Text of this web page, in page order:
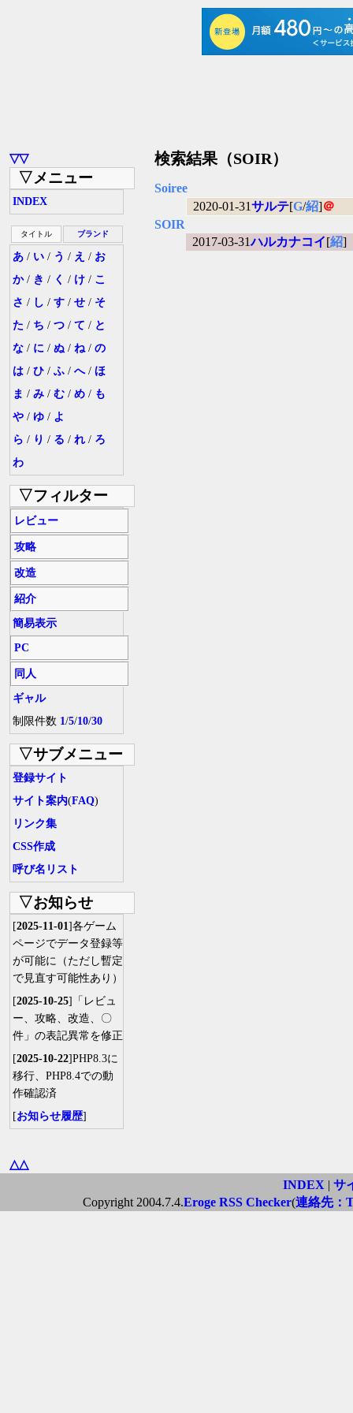
▽▽
▽メニュー
INDEX
タイトル ブランド
あ / い / う / え / お
か/ き / く / け / こ
さ / し / す / せ / そ
た / ち / つ / て / と
な / に / ぬ / ね / の
は / ひ / ふ / へ/ ほ
ま / み / む / め / も
や / ゆ / よ
ら / り / る / れ / ろ
わ
▽フィルター
レビュー
攻略
改造
紹介
簡易表示
PC
同人
ギャル
制限件数 1/5/10/30
▽サブメニュー
登録サイト
サイト案内(FAQ)
リンク集
CSS作成
呼び名リスト
▽お知らせ
[2025-11-01]各ゲーム
ページでデータ登録等
が可能に（ただし暫定
で見直す可能性あり）
[2025-10-25]「レビュ
ー、攻略、改造、〇
件」の表記異常を修正
[2025-10-22]PHP8.3に
移行、PHP8.4での動
作確認済
[お知らせ履歴]
検索結果（SOIR）
Soiree
2020-01-31サルテ[G/紹]＠
SOIR
2017-03-31ハルカナコイ[紹]
△△
INDEX | サ
Copyright 2004.7.4.Eroge RSS Checker(連絡先：